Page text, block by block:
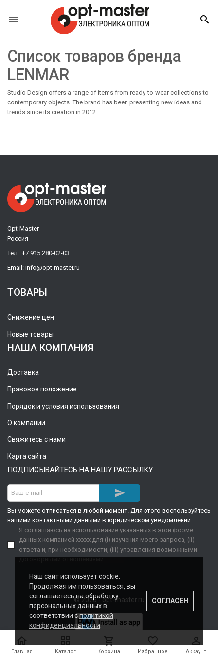
 
Список товаров бренда
LENMAR
Studio Design offers a range of items from ready-to-wear collections to
contemporary objects. The brand has been presenting new ideas and
trends since its creation in 2012.
Opt-Master
Россия
Тел.: +7 915 280-02-03
Email: info@opt-master.ru
ТОВАРЫ
Снижение цен
Новые товары
НАША КОМПАНИЯ
Доставка
Правовое положение
Порядок и условия использования
О компании
Свяжитесь с нами
Карта сайта
ПОДПИСЫВАЙТЕСЬ НА НАШУ РАССЫЛКУ

Вы можете отписаться в любой момент. Для этого воспользуйтесь
нашими контактными данными в юридическом уведомлении.
Я соглашаюсь на использование указанных в этой форме
данных компанией xxxxx для (i) изучения моего запроса, (ii)
ответа и, при необходимости, (iii) управления возможными
договорными отношениями.
© 2026 - opt-master.ru

Главная

Каталог

Корзина

Избранное

Аккаунт
Наш сайт использует cookie.
Продолжая им пользоваться, вы
соглашаетесь на обработку
персональных данных в
соответствии сполитикой
конфиденциальности.
СОГЛАСЕН